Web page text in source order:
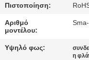
ΕΠΑΦΉ
ΜΕ
Πιστοποίηση:
Αριθμό
μοντέλου:
Υψηλό φως:
η